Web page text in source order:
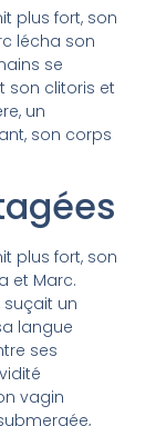
plus fort, son
lécha son
se
son clitoris et
un
son corps
plus fort, son
et Marc.
suçait un
langue
ses
vagin